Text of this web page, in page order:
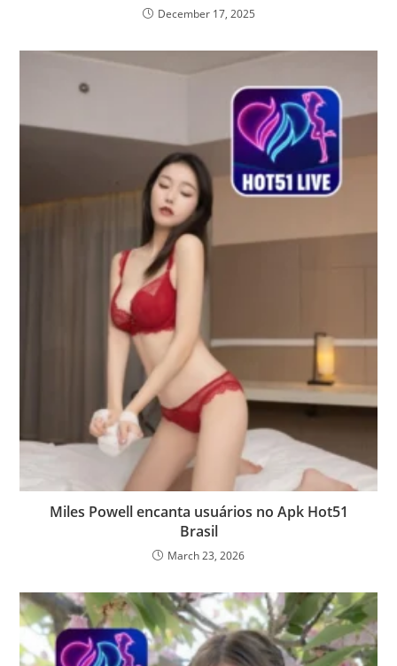
December 17, 2025
Miles Powell encanta usuários no Apk Hot51
Brasil
March 23, 2026